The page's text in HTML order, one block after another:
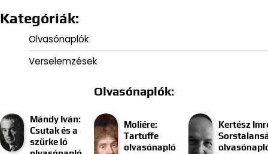
Kategóriák:
Olvasónaplók
Verselemzések
Olvasónaplók:
Mándy Iván:
Csutak és a
szürke ló
Moliére:
Tartuffe
olvasónapló
Kertész